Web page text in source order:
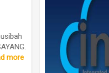
29
more